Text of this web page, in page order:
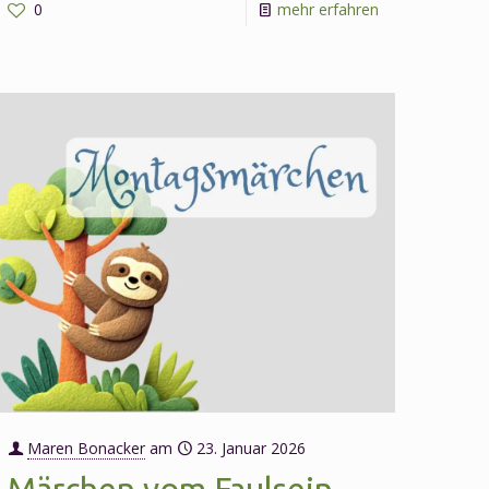
0 mehr erfahren-
Maren Bonacker am 23. Januar 2026